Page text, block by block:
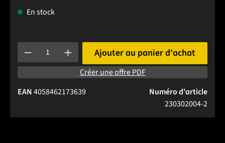
En stock
Quantité de produit : Entrez la quantité souhaitée ou
Ajouter au panier d'achat
Créer une offre PDF
Numéro d'article
230302004-2
EAN4058462173639